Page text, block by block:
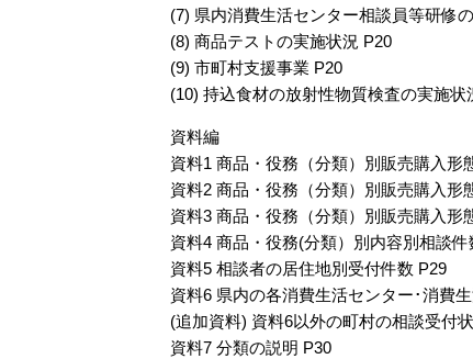
(7) 県内消費生活センター相談員等研修
(8) 商品テストの実施状況 P20
(9) 市町村支援事業 P20
(10) 持込食材の放射性物質検査の実施状
資料編
資料1 商品・役務（分類）別販売購入形
資料2 商品・役務（分類）別販売購入形
資料3 商品・役務（分類）別販売購入形
資料4 商品・役務(分類）別内容別相談
資料5 相談者の居住地別受付件数 P29
資料6 県内の各消費生活センター･消費
(追加資料) 資料6以外の町村の相談受付
資料7 分類の説明 P30